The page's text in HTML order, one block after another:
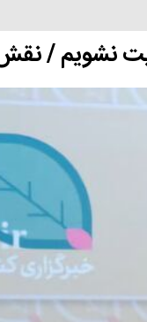
نشویم /